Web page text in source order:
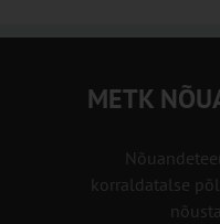
METK
korraldatalse